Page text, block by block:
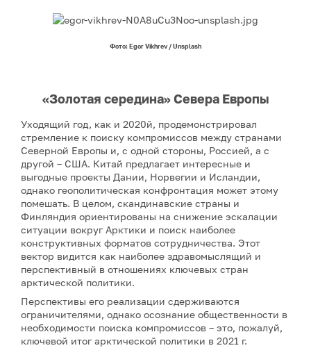
Фото: Egor Vikhrev / Unsplash
«Золотая середина» Севера Европы
Уходящий год, как и 2020й, продемонстрировал
стремление к поиску компромиссов между странами
Северной Европы и, с одной стороны, Россией, а с
другой – США. Китай предлагает интересные и
выгодные проекты Дании, Норвегии и Исландии,
однако геополитическая конфронтация может этому
помешать. В целом, скандинавские страны и
Финляндия ориентированы на снижение эскалации
ситуации вокруг Арктики и поиск наиболее
конструктивных форматов сотрудничества. Этот
вектор видится как наиболее здравомыслящий и
перспективный в отношениях ключевых стран
арктической политики.
Перспективы его реализации сдерживаются
ограничителями, однако осознание общественности в
необходимости поиска компромиссов – это, пожалуй,
ключевой итог арктической политики в 2021 г.